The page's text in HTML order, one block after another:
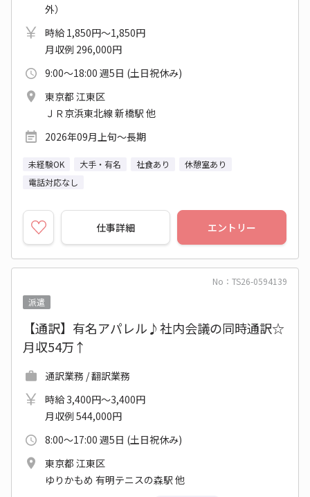
外）
時給 1,850円～1,850円
月収例 296,000円
9:00～18:00 週5日 (土日祝休み)
東京都 江東区
ＪＲ京浜東北線 新橋駅 他
2026年09月上旬～長期
未経験OK 大手・有名 社食あり
休憩室あり
電話対応なし
仕事詳細 エントリー
No：TS26-0594139
派遣
【通訳】有名アパレル♪社内会議の同時通訳☆
月収54万↑
通訳業務 / 翻訳業務
時給 3,400円～3,400円
月収例 544,000円
8:00～17:00 週5日 (土日祝休み)
東京都 江東区
ゆりかもめ 有明テニスの森駅 他